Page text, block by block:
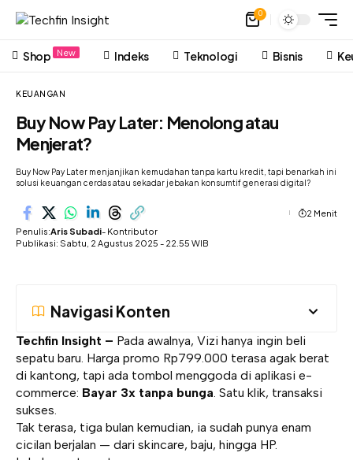
0
Shop New Indeks Teknologi Bisnis
KEUANGAN
Buy Now Pay Later: Menolong atau
Menjerat?
Buy Now Pay Later menjanjikan kemudahan tanpa kartu kredit, tapi benarkah ini
solusi keuangan cerdas atau sekadar jebakan konsumtif generasi digital?
Penulis:Aris Subadi- Kontributor
Publikasi: Sabtu, 2 Agustus 2025 - 22.55 WIB
2 Menit
Navigasi Konten
Techfin Insight – Pada awalnya, Vizi hanya ingin beli
sepatu baru. Harga promo Rp799.000 terasa agak berat
di kantong, tapi ada tombol menggoda di aplikasi e-
commerce: Bayar 3x tanpa bunga. Satu klik, transaksi
sukses.
Tak terasa, tiga bulan kemudian, ia sudah punya enam
cicilan berjalan — dari skincare, baju, hingga HP.